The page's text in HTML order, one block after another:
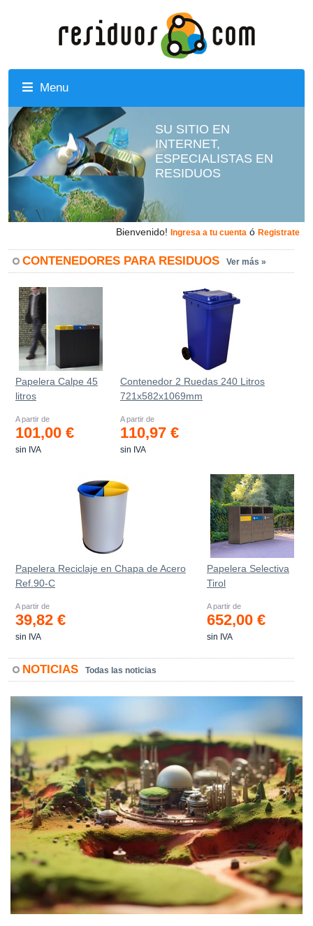
Menu
SU SITIO EN
INTERNET,
ESPECIALISTAS EN
RESIDUOS
Bienvenido! Ingresa a tu cuenta ó Registrate
CONTENEDORES PARA RESIDUOS Ver más »
Papelera Calpe 45
litros
A partir de
101,00 €
sin IVA
Contenedor 2 Ruedas 240 Litros
721х582х1069mm
A partir de
110,97 €
sin IVA
Papelera Reciclaje en Chapa de Acero
Ref.90-C
A partir de
39,82 €
sin IVA
Papelera Selectiva
Tirol
A partir de
652,00 €
sin IVA
NOTICIAS Todas las noticias